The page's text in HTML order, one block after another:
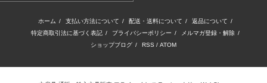
ホーム / 支払い方法について / 配送・送料について / 返品について /
特定商取引法に基づく表記 / プライバシーポリシー / メルマガ登録・解除 /
ショップブログ / RSS / ATOM